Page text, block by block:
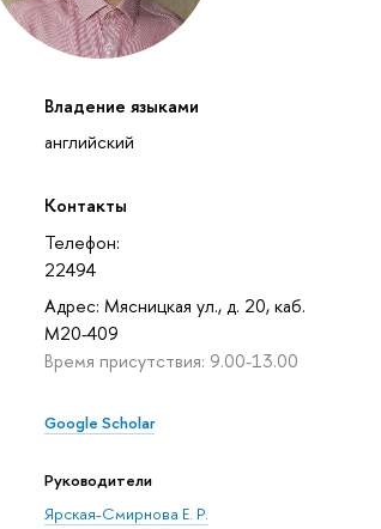
Владение языками
английский
Контакты
Телефон:
22494
Адрес: Мясницкая ул., д. 20, каб.
M20-409
Время присутствия: 9.00-13.00
Google Scholar
Руководители
Ярская-Смирнова Е. Р.